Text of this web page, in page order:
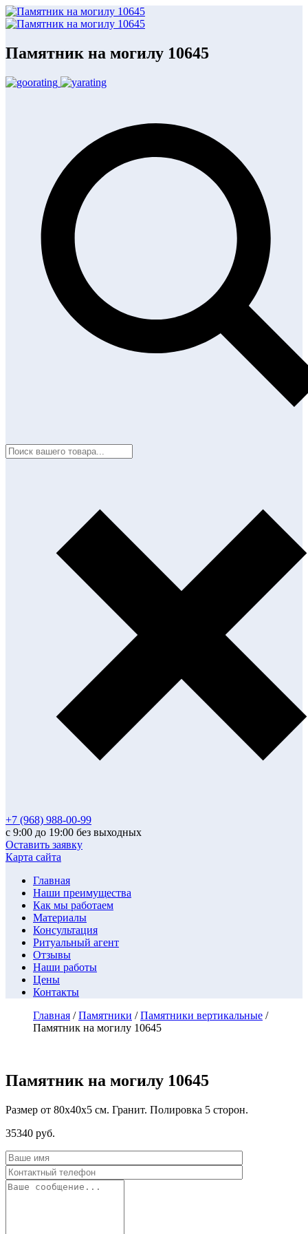
Памятник на могилу 10645
+7 (968) 988-00-99
с 9:00 до 19:00 без выходных
Оставить заявку
Карта сайта
Главная
Наши преимущества
Как мы работаем
Материалы
Консультация
Ритуальный агент
Отзывы
Наши работы
Цены
Контакты
Главная /Памятники /Памятники вертикальные /
Памятник на могилу 10645
Памятник на могилу 10645
Размер от 80х40х5 см. Гранит. Полировка 5 сторон.
35340 руб.